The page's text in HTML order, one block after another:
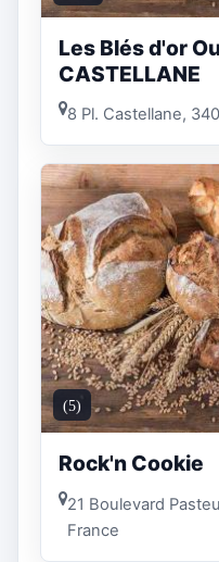
Les Blés d'or
CASTELLANE
8 Pl. Castellane,
(5)
Rock'n Cookie
21 Boulevard
France